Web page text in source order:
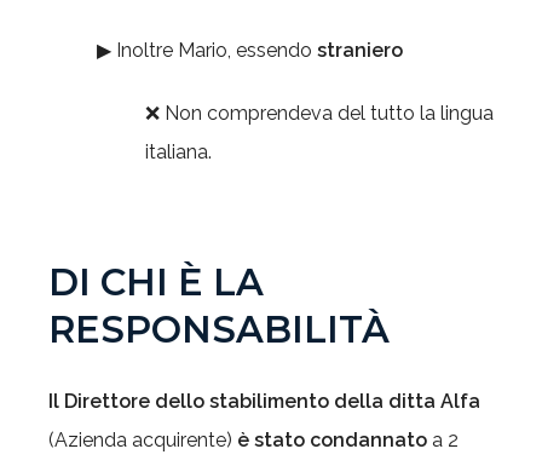
▶ Inoltre Mario, essendo straniero
❌ Non comprendeva del tutto la lingua
italiana.
DI CHI È LA
RESPONSABILITÀ
Il Direttore dello stabilimento della ditta Alfa
(Azienda acquirente) è stato condannato a 2